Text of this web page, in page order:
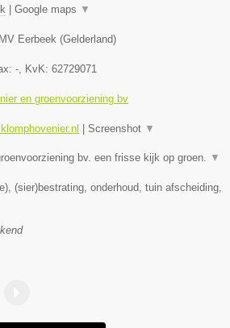
Google maps ▼
Eerbeek (Gelderland)
-, KvK: 62729071
en groenvoorziening bv
Screenshot ▼
bv. een frisse kijk op groen. ▼
(sier)bestrating, onderhoud, tuin afscheiding,